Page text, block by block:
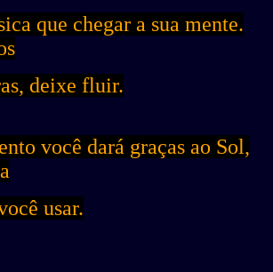
que chegar a sua mente.
deixe fluir.
você dará graças ao Sol,
usar.